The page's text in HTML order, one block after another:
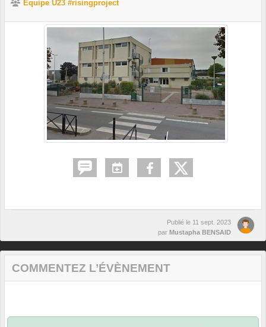
Équipe U23 #risingproject
Publié le 11 sept. 2023
par Mustapha BENSAID
COMMENTEZ L’ÉVÈNEMENT